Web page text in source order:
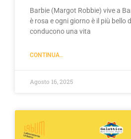
Barbie (Margot Robbie) vive a
è rosa e ogni giorno è il più bello
conducono una vita
CONTINUA..
Agosto 16, 2025